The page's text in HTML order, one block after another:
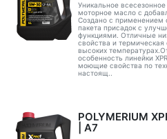
Уникальное
моторное масло с
Создано с применением
пакета присадок с
функциями. Отличные
свойства и термическая
высоких
особенность линейки
моющие свойства по
настоящ..
POLYMERIUM
| А7